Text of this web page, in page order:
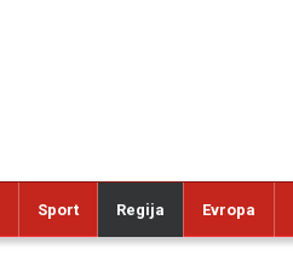
Sport Regija Evropa